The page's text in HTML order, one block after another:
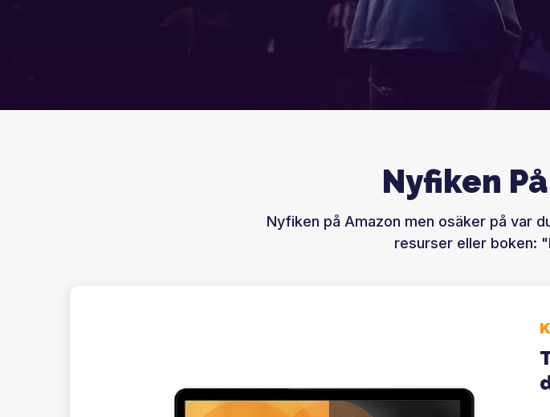
Nyfiken
Nyfiken på Amazon men osäker på var
resurser eller boken: